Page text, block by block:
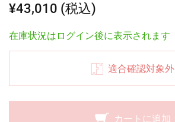
¥43,010 (税込)
在庫状況はログイン後に表示されます
適合確認対象外
カートに追加